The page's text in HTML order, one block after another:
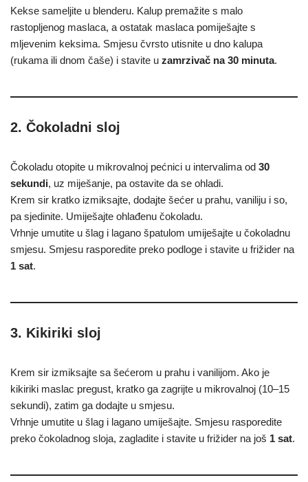
Kekse sameljite u blenderu. Kalup premažite s malo
rastopljenog maslaca, a ostatak maslaca pomiješajte s
mljevenim keksima. Smjesu čvrsto utisnite u dno kalupa
(rukama ili dnom čaše) i stavite u zamrzivač na 30 minuta.
2. Čokoladni sloj
Čokoladu otopite u mikrovalnoj pećnici u intervalima od 30
sekundi, uz miješanje, pa ostavite da se ohladi.
Krem sir kratko izmiksajte, dodajte šećer u prahu, vaniliju i so,
pa sjedinite. Umiješajte ohlađenu čokoladu.
Vrhnje umutite u šlag i lagano špatulom umiješajte u čokoladnu
smjesu. Smjesu rasporedite preko podloge i stavite u frižider na
1 sat.
3. Kikiriki sloj
Krem sir izmiksajte sa šećerom u prahu i vanilijom. Ako je
kikiriki maslac pregust, kratko ga zagrijte u mikrovalnoj (10–15
sekundi), zatim ga dodajte u smjesu.
Vrhnje umutite u šlag i lagano umiješajte. Smjesu rasporedite
preko čokoladnog sloja, zagladite i stavite u frižider na još 1 sat.